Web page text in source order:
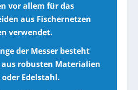
vor allem für das
aus Fischernetzen
verwendet.
der Messer besteht
robusten Materialien
Edelstahl.